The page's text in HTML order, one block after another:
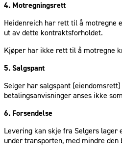
4. Motregningsrett
Heidenreich har rett til å motregne
ut av dette kontraktsforholdet.
Kjøper har ikke rett til å motregne
5. Salgspant
Selger har salgspant
betalingsanvisninger anses ikke
6. Forsendelse
Levering kan skje fra Selgers
under transporten, med mindre